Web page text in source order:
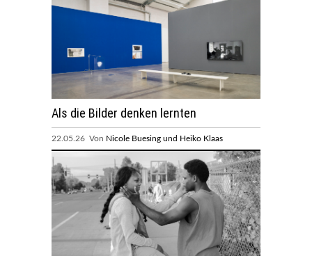
Als die Bilder denken lernten
22.05.26 Von Nicole Buesing und Heiko Klaas